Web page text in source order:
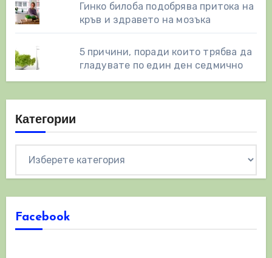
Гинко билоба подобрява притока на
кръв и здравето на мозъка
5 причини, поради които трябва да
гладувате по един ден седмично
Категории
Facebook